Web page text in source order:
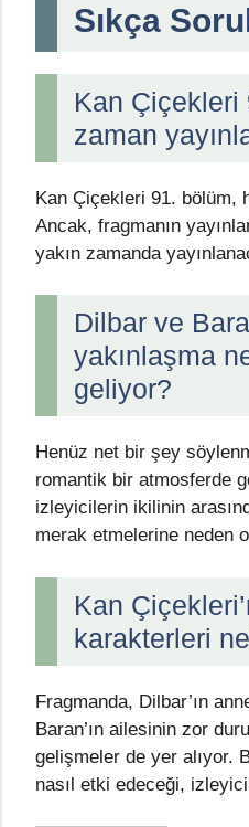
Sıkça
Kan Çiçekleri
zaman
Kan Çiçekleri 91. bölüm,
Ancak, fragmanın
yakın zamanda
Dilbar ve
yakınlaşma
geliyor?
Henüz net bir şey
romantik bir atmosferde
izleyicilerin ikilinin
merak etmelerine neden
Kan
karakterleri
Fragmanda, Dilbar’ın
Baran’ın ailesinin zor
gelişmeler de yer alıyor.
nasıl etki edeceği,